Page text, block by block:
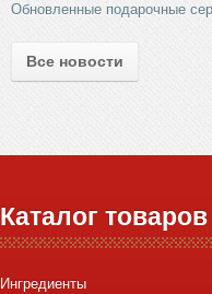
Обновленные подарочные
Все новости
Каталог товаров
Ингредиенты